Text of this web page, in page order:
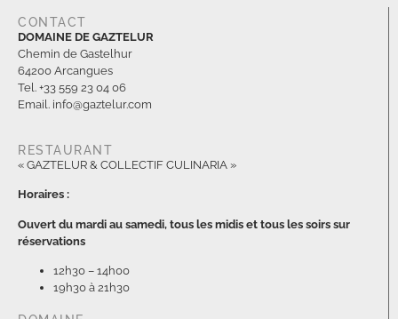
CONTACT
DOMAINE DE GAZTELUR
Chemin de Gastelhur
64200 Arcangues
Tel. +33 559 23 04 06
Email. info@gaztelur.com
RESTAURANT
« GAZTELUR & COLLECTIF CULINARIA »
Horaires :
Ouvert du mardi au samedi, tous les midis et tous les soirs sur
réservations
12h30 – 14h00
19h30 à 21h30